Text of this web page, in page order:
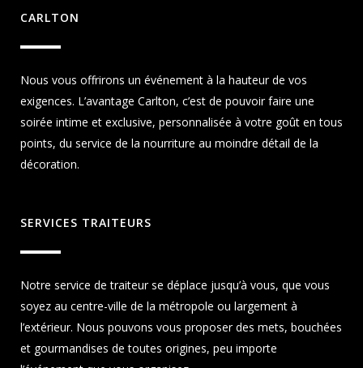
CARLTON
Nous vous offrirons un événement à la hauteur de vos
exigences. L’avantage Carlton, c’est de pouvoir faire une
soirée intime et exclusive, personnalisée à votre goût en tous
points, du service de la nourriture au moindre détail de la
décoration.
SERVICES TRAITEURS
Notre service de traiteur se déplace jusqu’à vous, que vous
soyez au centre-ville de la métropole ou largement à
l’extérieur. Nous pouvons vous proposer des mets, bouchées
et gourmandises de toutes origines, peu importe